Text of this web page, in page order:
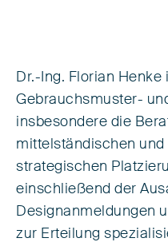
Dr.-Ing. Florian Henke
Gebrauchsmuster-
insbesondere die
mittelständischen
strategischen
einschließend der
Designanmeldungen
zur Erteilung